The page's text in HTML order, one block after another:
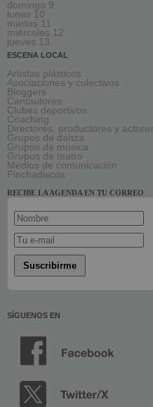
domingo 9
lunes 10
martes 11
miércoles 12
jueves 13
ESCENA LOCAL
Artistas plásticos
Asociaciones y colectivos
Bloggers
Cantautores
Clubes deportivos
Coaching
Directores, productores y
Grupos de danza
Grupos de música
Grupos de teatro
Medios de comunicación
Pinchadiscos
RECIBE LA AGENDA EN TU CORREO
Suscribirme
SÍGUENOS EN